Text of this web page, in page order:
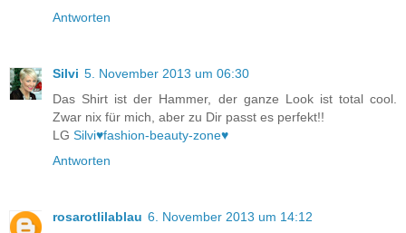
Antworten
Silvi 5. November 2013 um 06:30
Das Shirt ist der Hammer, der ganze Look ist total cool.
Zwar nix für mich, aber zu Dir passt es perfekt!!
LG Silvi♥fashion-beauty-zone♥
Antworten
rosarotlilablau 6. November 2013 um 14:12